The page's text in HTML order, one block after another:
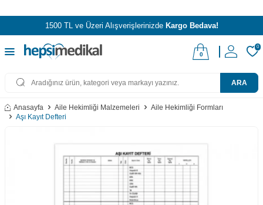
1500 TL ve Üzeri Alışverişlerinizde Kargo Bedava!
ARA
0
0
Anasayfa Aile Hekimliği Malzemeleri
Aile Hekimliği Formları
Aşı Kayıt Defteri